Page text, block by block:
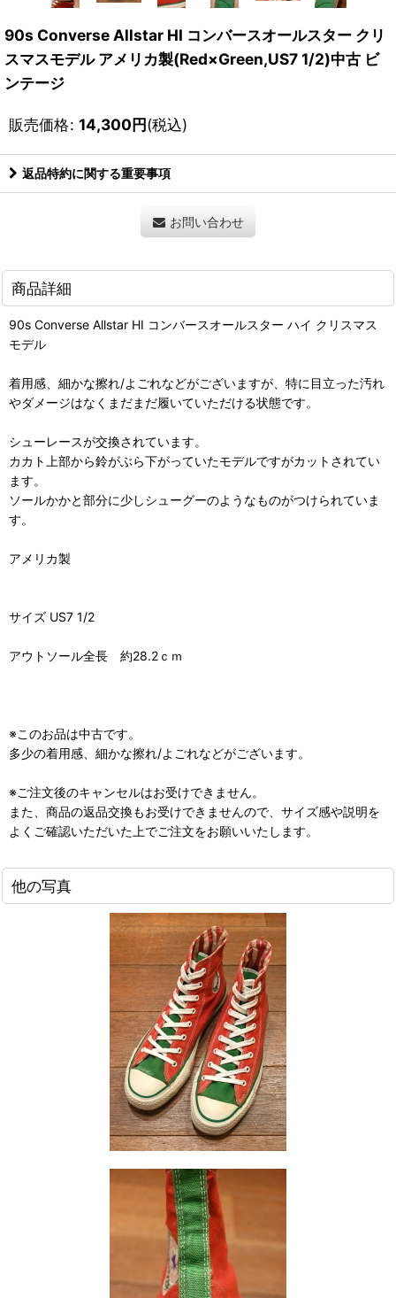
90s Converse Allstar HI コンバースオールスター クリ
スマスモデル アメリカ製(Red×Green,US7 1/2)中古 ビ
ンテージ
販売価格: 14,300円(税込)
返品特約に関する重要事項
お問い合わせ
商品詳細
90s Converse Allstar HI コンバースオールスター ハイ クリスマス
モデル
着用感、細かな擦れ/よごれなどがございますが、特に目立った汚れ
やダメージはなくまだまだ履いていただける状態です。
シューレースが交換されています。
カカト上部から鈴がぶら下がっていたモデルですがカットされてい
ます。
ソールかかと部分に少しシューグーのようなものがつけられていま
す。
アメリカ製
サイズ US7 1/2
アウトソール全長 約28.2ｃｍ
※このお品は中古です。
多少の着用感、細かな擦れ/よごれなどがございます。
※ご注文後のキャンセルはお受けできません。
また、商品の返品交換もお受けできませんので、サイズ感や説明を
よくご確認いただいた上でご注文をお願いいたします。
他の写真